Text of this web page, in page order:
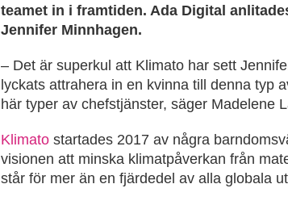
teamet in i framtiden. Ada Digital
Jennifer Minnhagen.
– Det är superkul att Klimato har sett
lyckats attrahera in en kvinna till denna typ
här typer av chefstjänster, säger Madelene
Klimato startades 2017 av några
visionen att minska klimatpåverkan från
står för mer än en fjärdedel av alla globala